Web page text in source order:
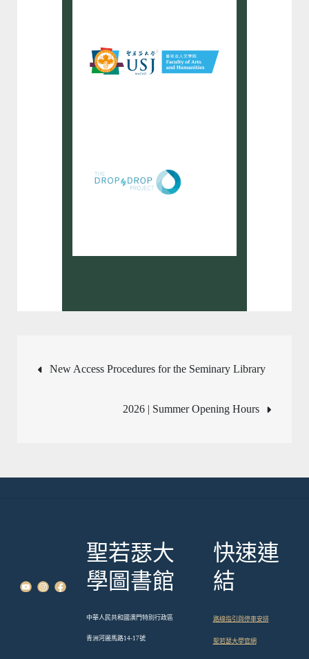
文
覽
New Access Procedures for the Seminary Library
2026 | Summer Opening Hours
聖若瑟大
學圖書館
中華人民共和國澳門特別行政區
青洲河邊馬路14-17號
快速連
結
路線指引與停車安排
聖若瑟大學官網